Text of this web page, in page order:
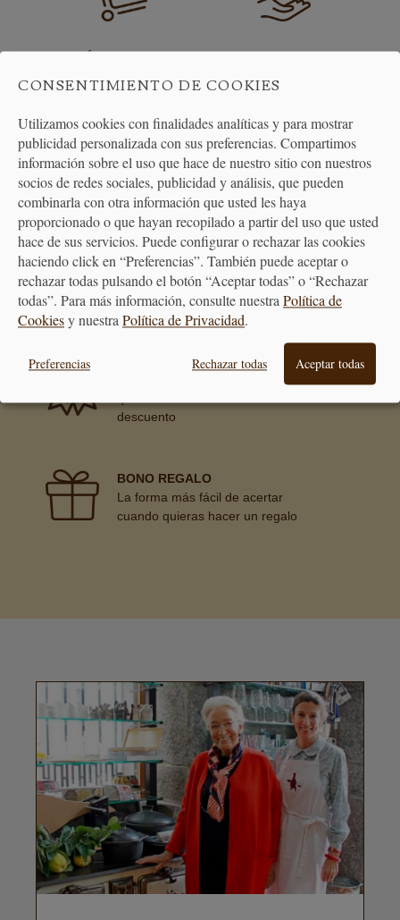
ATENCIÓN
AL CLIENTE
PREMIAMOS TUS COMPRAS
Consigue puntos en tus compras
descuento
BONO REGALO
La forma más fácil de acertar
cuando quieras hacer un regalo
CONSENTIMIENTO DE COOKIES
Utilizamos cookies con finalidades analíticas y para mostrar
publicidad personalizada con sus preferencias. Compartimos
información sobre el uso que hace de nuestro sitio con nuestros
socios de redes sociales, publicidad y análisis, que pueden
combinarla con otra información que usted les haya
proporcionado o que hayan recopilado a partir del uso que usted
hace de sus servicios. Puede configurar o rechazar las cookies
haciendo click en “Preferencias”. También puede aceptar o
rechazar todas pulsando el botón “Aceptar todas” o “Rechazar
todas”. Para más información, consulte nuestra Política de
Cookiesy nuestra Política de Privacidad.
Preferencias Rechazar todas Aceptar todas